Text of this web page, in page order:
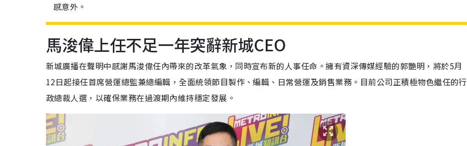
感意外。
馬浚偉上任不足一年突辭新城CEO
新城廣播在聲明中感謝馬浚偉任內帶來的改革氣象，同時宣布新的人事任命。擁有資深傳媒經驗的郭艷明，將於5月
12日起接任首席營運總監兼總編輯，全面統領節目製作、編輯、日常營運及銷售業務。目前公司正積極物色繼任的行
政總裁人選，以確保業務在過渡期內維持穩定發展。